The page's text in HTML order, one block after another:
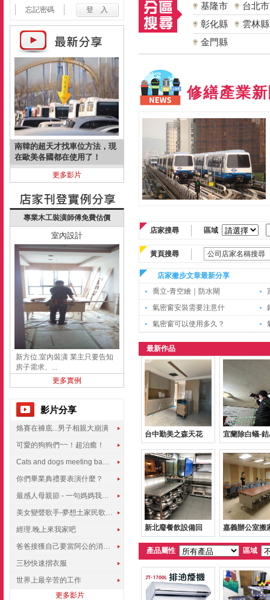
忘記密碼
南韓的超天才找車位方法，現
在歐美各國都在使用了！
更多影片
專業木工裝潢師傅免費估價
室內設計
新方位.室內裝潢 業主只要告知
房子需求、...
更多實例
影片分享
烙賽在褲底...男子相親大崩潰
可愛的狗狗們~~！超治癒！
Cats and dogs meeting babies for the first time
你們畢業典禮要表演什麼？
最感人母親節 - 一句媽媽我愛你
美女變聲歌手-夢想土家民歌傳遍世界
經理.晚上來我家吧
爸爸接獲自己要當阿公的消息，反應史上最可愛!!!
三秒快速摺衣服
世界上最辛苦的工作
更多影片
基隆市
台北市
彰化縣
雲林縣
金門縣
修繕產業
店家搜尋 區域
黃頁搜尋
店家撇步文章最新分享
喬立-青空繪｜防水閘
氣密窗安裝需要注意什
氣密窗可以使用多久？
最新作品
台中勤美之森天花 宜蘭除白蟻-
新北廢餐飲設備回 嘉義辦公室搬
產品屬性 區域